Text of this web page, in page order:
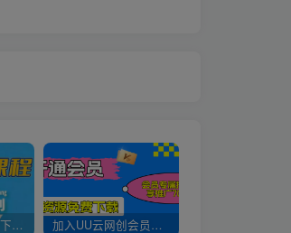
全网VIP课程 无损下载~ 加入UU云网创会员，全站资源免费学习。